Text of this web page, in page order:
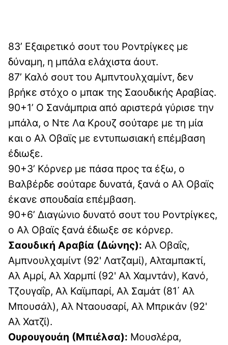
83’ Εξαιρετικό σουτ του Ροντρίγκες με
δύναμη, η μπάλα ελάχιστα άουτ.
87’ Καλό σουτ του Αμπντουλχαμίντ, δεν
βρήκε στόχο ο μπακ της Σαουδικής Αραβίας.
90+1’ Ο Σανάμπρια από αριστερά γύρισε την
μπάλα, ο Ντε Λα Κρουζ σούταρε με τη μία
και ο Αλ Οβαϊς με εντυπωσιακή επέμβαση
έδιωξε.
90+3’ Κόρνερ με πάσα προς τα έξω, ο
Βαλβέρδε σούταρε δυνατά, ξανά ο Αλ Οβαϊς
έκανε σπουδαία επέμβαση.
90+6’ Διαγώνιο δυνατό σουτ του Ροντρίγκες,
ο Αλ Οβαϊς ξανά έδιωξε σε κόρνερ.
Σαουδική Αραβία (Δώνης): Αλ Οβαΐς,
Αμπνουλχαμίντ (92' Λατζαμί), Αλταμπακτί,
Αλ Αμρί, Αλ Χαρμπί (92' Αλ Χαμντάν), Κανό,
Τζουγαΐρ, Αλ Καϊμπαρί, Αλ Σαμάτ (81΄ Αλ
Μπουσάλ), Αλ Νταουσαρί, Αλ Μπρικάν (92'
Αλ Χατζί).
Ουρουγουάη (Μπιέλσα): Μουσλέρα,